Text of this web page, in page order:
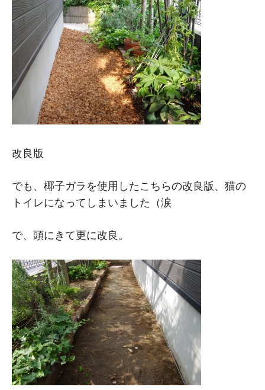
改良版
でも、椰子ガラを使用したこちらの改良版、猫の
トイレになってしまいました（涙
で、頭にきて更に改良。